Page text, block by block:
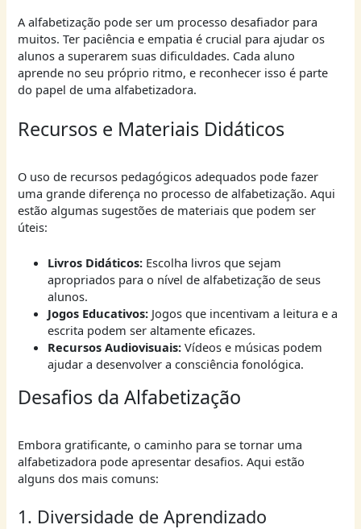
A alfabetização pode ser um processo desafiador para
muitos. Ter paciência e empatia é crucial para ajudar os
alunos a superarem suas dificuldades. Cada aluno
aprende no seu próprio ritmo, e reconhecer isso é parte
do papel de uma alfabetizadora.
Recursos e Materiais Didáticos
O uso de recursos pedagógicos adequados pode fazer
uma grande diferença no processo de alfabetização. Aqui
estão algumas sugestões de materiais que podem ser
úteis:
Livros Didáticos:Escolha livros que sejam
apropriados para o nível de alfabetização de seus
alunos.
Jogos Educativos:Jogos que incentivam a leitura e a
escrita podem ser altamente eficazes.
Recursos Audiovisuais:Vídeos e músicas podem
ajudar a desenvolver a consciência fonológica.
Desafios da Alfabetização
Embora gratificante, o caminho para se tornar uma
alfabetizadora pode apresentar desafios. Aqui estão
alguns dos mais comuns:
1. Diversidade de Aprendizado